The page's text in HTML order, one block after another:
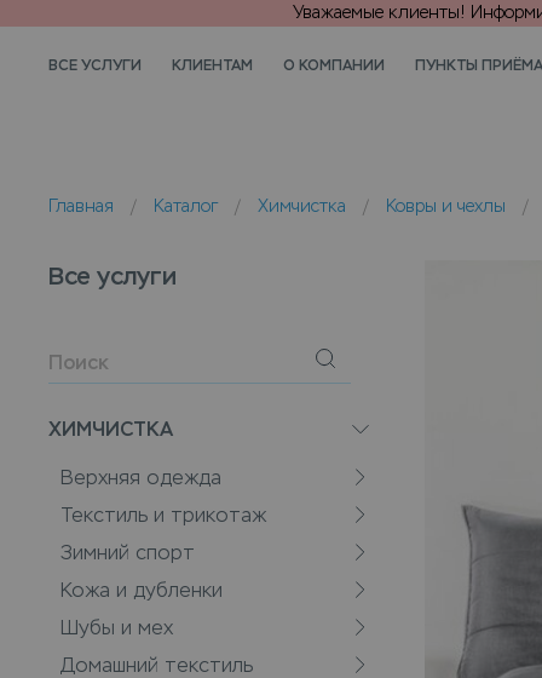
Уважаемые клиенты!
ВСЕ УСЛУГИ КЛИЕНТАМ О КОМПАНИИ ПУНКТЫ ПРИЁМА
Главная / Каталог / Химчистка / Ковры и чехлы /
Все услуги
ХИМЧИСТКА
Верхняя одежда
Текстиль и трикотаж
Зимний спорт
Кожа и дубленки
Шубы и мех
Домашний текстиль